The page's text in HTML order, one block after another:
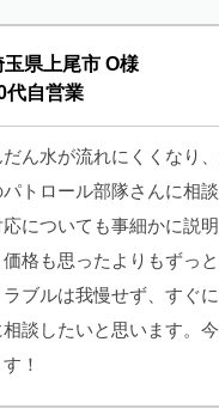
玉県上尾市 O様
代自営業
ん水が流れにくくなり
トロール部隊さんに相談
についても事細かに説
格も思ったよりもずっ
ブルは我慢せず、すぐ
談したいと思います。
！